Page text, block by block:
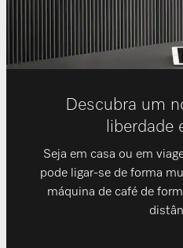
Descubra um
liberdade
Seja em casa ou em
pode ligar-se de forma
máquina de café de